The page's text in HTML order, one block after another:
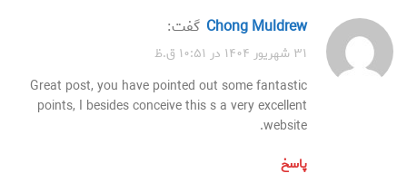
Chong Muldrew گفت:
۳۱ شهریور ۱۴۰۴ در ۱۰:۵۱ ق.ظ
Great post, you have pointed out some fantastic
points, I besides conceive this s a very excellent
website.
پاسخ